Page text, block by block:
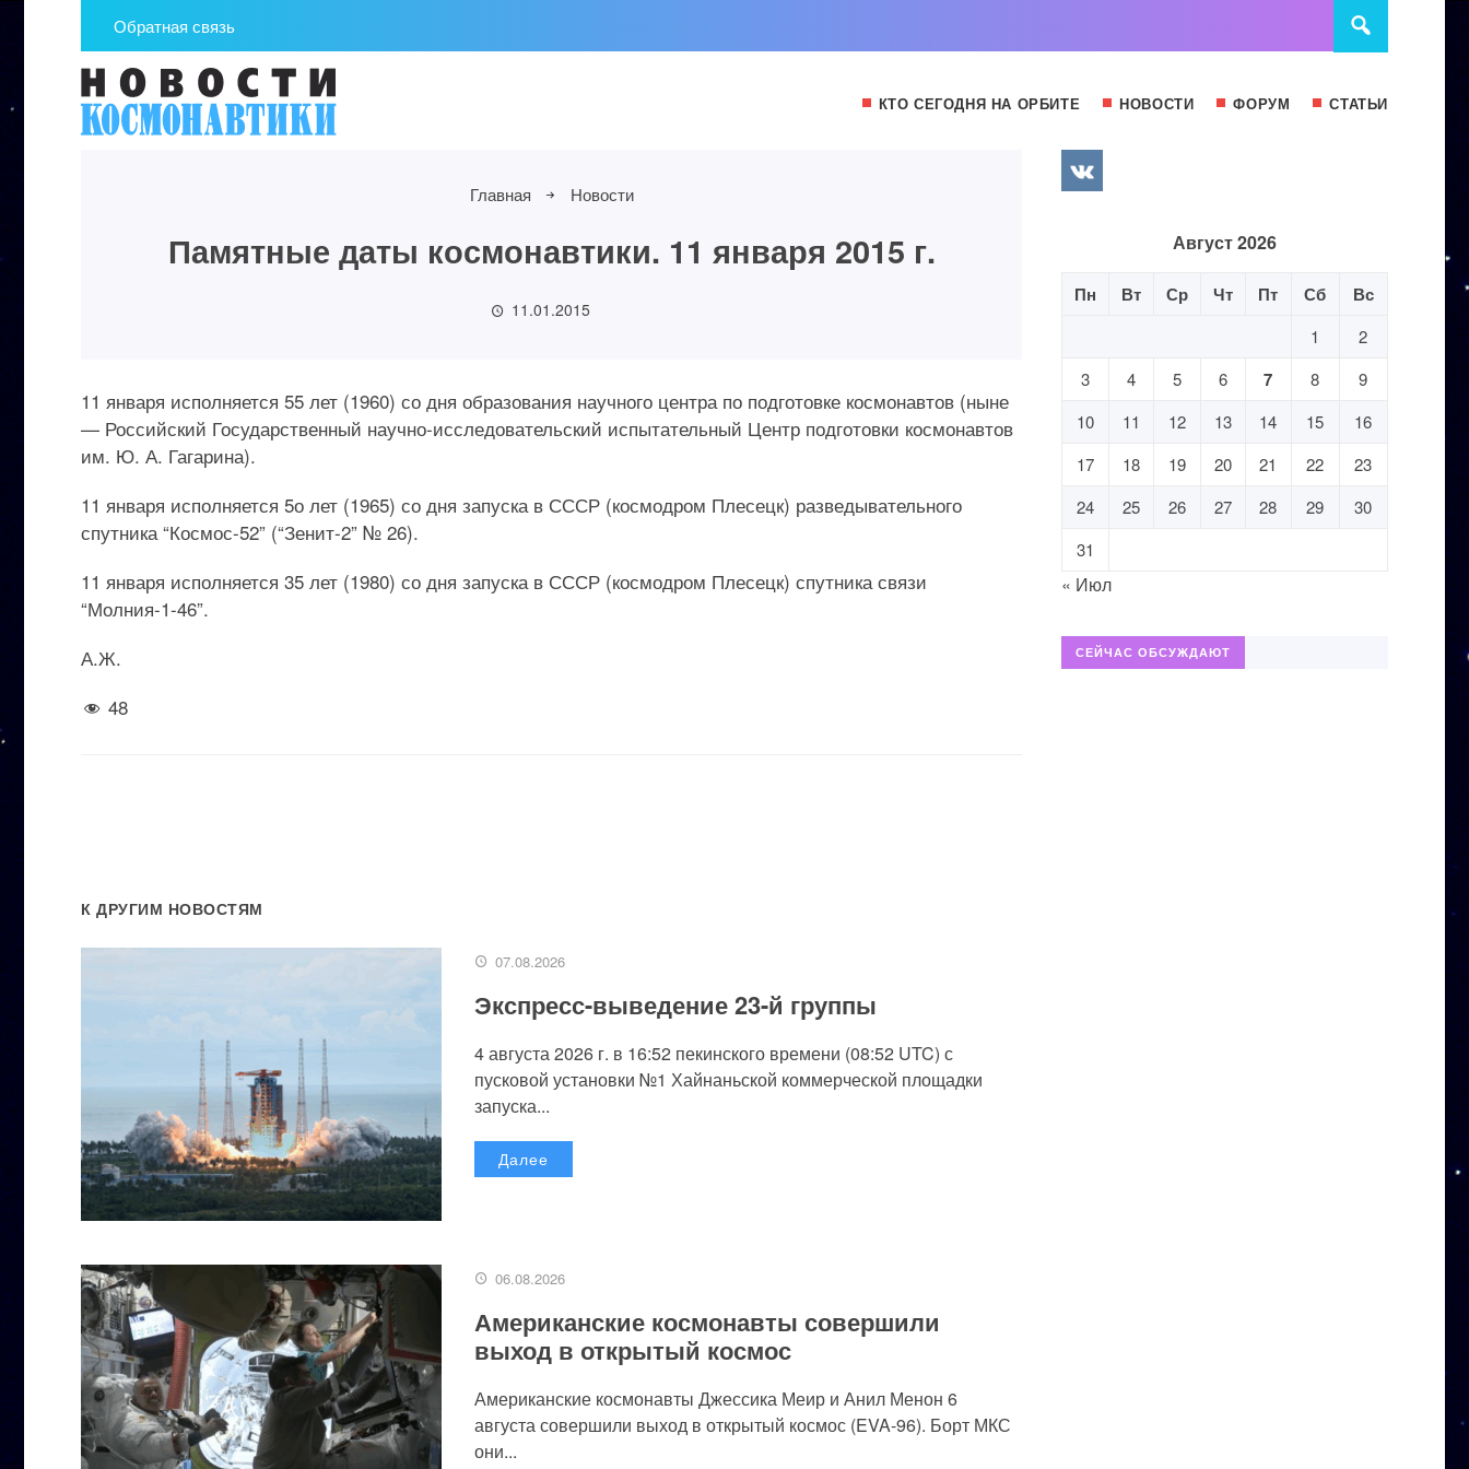
Обратная связь
КТО СЕГОДНЯ НА ОРБИТЕ НОВОСТИ ФОРУМ СТАТЬИ
Главная Новости
Памятные даты космонавтики. 11 января 2015 г.
11.01.2015
11 января исполняется 55 лет (1960) со дня образования научного центра по подготовке космонавтов (ныне
— Российский Государственный научно-исследовательский испытательный Центр подготовки космонавтов
им. Ю. А. Гагарина).
11 января исполняется 5о лет (1965) со дня запуска в СССР (космодром Плесецк) разведывательного
спутника “Космос-52” (“Зенит-2” № 26).
11 января исполняется 35 лет (1980) со дня запуска в СССР (космодром Плесецк) спутника связи
“Молния-1-46”.
А.Ж.
48
К ДРУГИМ НОВОСТЯМ
07.08.2026
Экспресс-выведение 23-й группы
4 августа 2026 г. в 16:52 пекинского времени (08:52 UTC) с
пусковой установки №1 Хайнаньской коммерческой площадки
запуска...
Далее
06.08.2026
Американские космонавты совершили
выход в открытый космос
Американские космонавты Джессика Меир и Анил Менон 6
августа совершили выход в открытый космос (EVA-96). Борт МКС
они...
Август 2026
Пн Вт Ср Чт Пт Сб Вс
1
2
3
4 5 6 7 8
9
10
11 12 13 14 15
16
17
18 19 20 21 22
23
24
25 26 27 28 29
30
31
« Июл
СЕЙЧАС ОБСУЖДАЮТ